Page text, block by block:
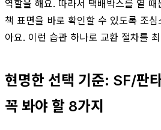
역할을 해요. 따라서 택배박스를 열
책 표면을 바로 확인할 수 있도록 조
아요. 이런 습관 하나로 교환 절차를
현명한 선택 기준: SF/판
꼭 봐야 할 8가지